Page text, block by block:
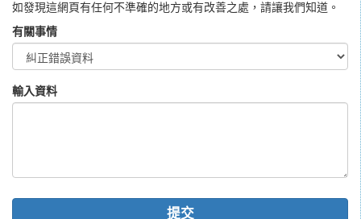
如發現這網頁有任何不準確的地方或有改善之處，請讓我們知道。
有關事情
輸入資料
提交